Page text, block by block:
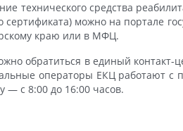
технического средства
можно на портале
краю или в МФЦ.
обратиться в единый контакт-
операторы ЕКЦ работают с
— с 8:00 до 16:00 часов.